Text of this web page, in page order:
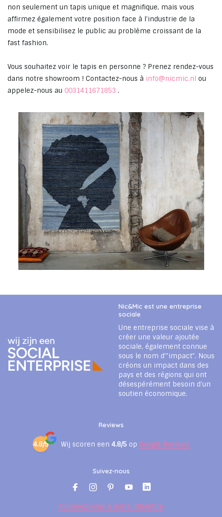
non seulement un tapis unique et magnifique, mais vous
affirmez également votre position face à l'industrie de la
mode et sensibilisez le public au problème croissant de la
fast fashion.
Vous souhaitez voir le tapis en personne ? Prenez rendez-vous
dans notre showroom ! Contactez-nous à info@nicmic.nl ou
appelez-nous au 0031411671853 .
Nic&Mic est une entreprise
sociale
Une entreprise sociale vise à
créer une valeur ajoutée
sociale, également connue
sous le nom d'"impact". Nous
créons un impact dans des
pays et des régions qui ont
désespérément besoin d'un
soutien économique.
Reviews
4.8/5 Wij scoren een 4.8/5 op Google Reviews
Suivez-nous
Abonnez-vous à notre infolettre